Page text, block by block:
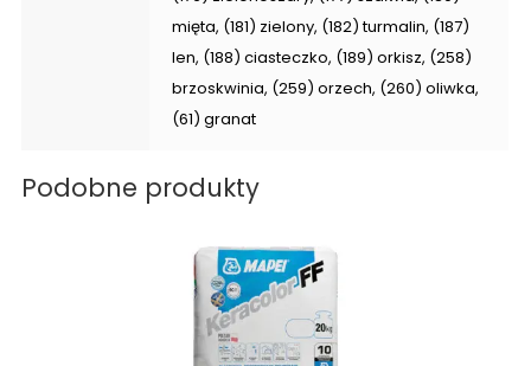
mięta, (181) zielony, (182) turmalin, (187)
len, (188) ciasteczko, (189) orkisz, (258)
brzoskwinia, (259) orzech, (260) oliwka,
(61) granat
Podobne produkty